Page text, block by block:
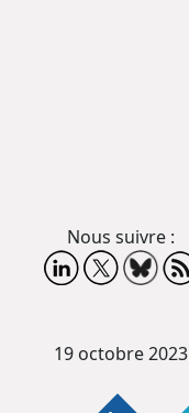
Nous suivre :
19 octobre 2023